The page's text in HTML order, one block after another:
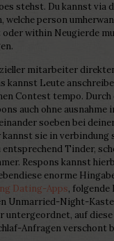
stehst. Du kannst via
welche person
within Neugierde
mitarbeiter
kannst Leute
Contest tempo. Durch
auch ohne ausnahme
soeben bei
kannst sie in verbindung
entsprechend Tinder,
Respons kannst
enorme
Dating-Apps, folgende
Unmarried-Night-
untergeordnet, auf
Anfragen verschont